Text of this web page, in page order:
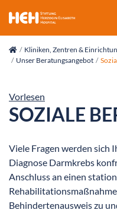
Kliniken, Zentren &
Unser Beratungsangebot
Vorlesen
SOZIALE
Viele Fragen werden sich
Diagnose Darmkrebs
Anschluss an einen
Behindertenausweis zu